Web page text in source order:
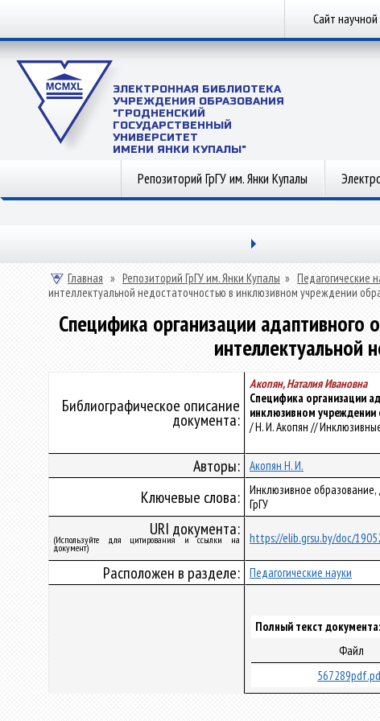
Сайт
ЭЛЕКТРОННАЯ БИБЛИОТЕКА
УЧРЕЖДЕНИЯ ОБРАЗОВАНИЯ
"ГРОДНЕНСКИЙ
ГОСУДАРСТВЕННЫЙ
УНИВЕРСИТЕТ
ИМЕНИ ЯНКИ КУПАЛЫ"
Репозиторий ГрГУ им. Янки Купалы
Главная » Репозиторий ГрГУ им. Янки Купалы » Педагогические
интеллектуальной недостаточностью в инклюзивном учреждении
Специфика организации адаптивного
интеллектуальной
Библиографическое описание
документа:
Акопян, Наталия Ивановна
Специфика организации
инклюзивном учреждении
/ Н. И. Акопян //
Авторы: Акопян Н. И.
Ключевые слова:
Инклюзивное
ГрГУ
URI документа:
(Используйте для цитирования и ссылки на
документ)
https://elib.grsu.by/doc/
Расположен в разделе: Педагогические науки
Полный текст документа:
Файл